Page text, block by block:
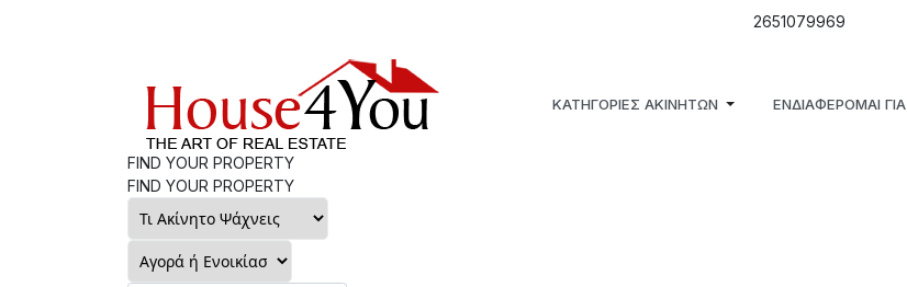
2651079969
ΚΑΤΗΓΟΡΙΕΣ ΑΚΙΝΗΤΩΝ ΕΝΔΙΑΦΕΡΟΜΑΙ ΓΙΑ
FIND YOUR PROPERTY
FIND YOUR PROPERTY